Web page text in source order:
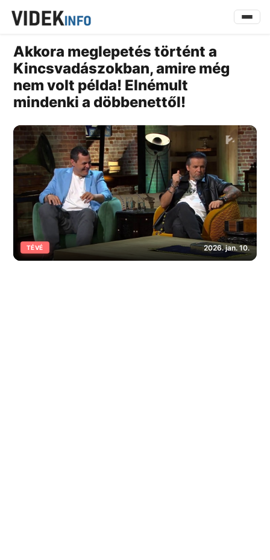
Akkora meglepetés történt a
Kincsvadászokban, amire még
nem volt példa! Elnémult
mindenki a döbbenettől!
TÉVÉ 2026. jan. 10.